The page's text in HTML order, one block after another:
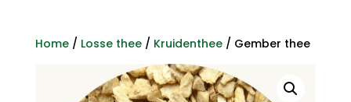
Home/ Losse thee/ Kruidenthee/ Gember thee